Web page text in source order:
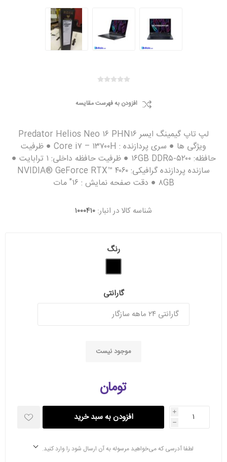
افزودن به فهرست مقایسه
لپ تاپ گیمینگ ایسر Predator Helios Neo ۱۶ PHN۱۶
ویژگی ها ● سری پردازنده : Core i۷ – ۱۳۷۰۰H ● ظرفیت
حافظه: ۱۶GB DDR۵-۵۲۰۰ ● ظرفیت حافظه داخلی: ۱ ترابایت ●
سازنده پردازنده گرافیکی: NVIDIA® GeForce RTX™ ۴۰۶۰
۸GB ● دقت صفحه نمایش : ۱۶" مات
شناسه کالا در انبار: ۱۰۰۰۴۱۰
رنگ
گارانتی
موجود نیست
تومان
i
h افزودن به سبد خرید
لطفا آدرسی که می‌خواهید مرسوله به آن ارسال شود را وارد کنید.